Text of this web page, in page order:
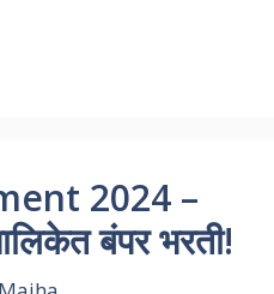
2024 –
बंपर भरती!